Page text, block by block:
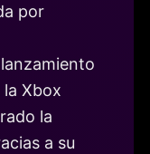
por
Xbox
la
a su